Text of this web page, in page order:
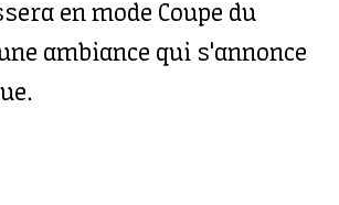
en mode Coupe du
ambiance qui s'annonce